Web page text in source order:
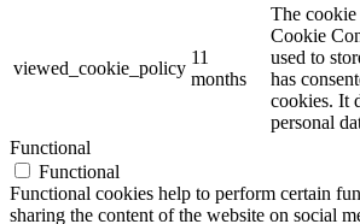
viewed_cookie_policy
11
months
The cookie
Cookie
used to
has
cookies. It
personal
Functional
Functional
Functional cookies help to perform certain
sharing the content of the website on social